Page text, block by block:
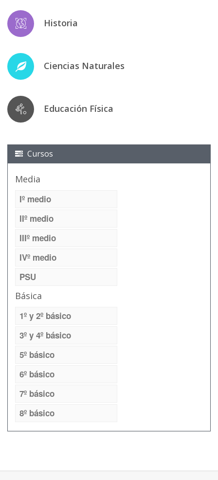
Historia
Ciencias Naturales
Educación Física
Cursos
Media
Iº medio
IIº medio
IIIº medio
IVº medio
PSU
Básica
1º y 2º básico
3º y 4º básico
5º básico
6º básico
7º básico
8º básico